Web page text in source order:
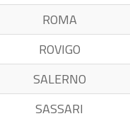
ROMA
ROVIGO
SALERNO
SASSARI